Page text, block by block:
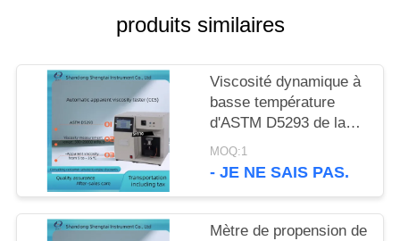
PRIVACY
POLICY
produits similaires
Viscosité dynamique à
basse température
d'ASTM D5293 de la
mesure de viscosité
apparente d'huile à
MOQ:1
- JE NE SAIS PAS.
Mètre de propension de